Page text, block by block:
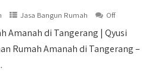
Jasa Bangun Rumah Off
Amanah di Tangerang | Qyusi
Rumah Amanah di Tangerang –